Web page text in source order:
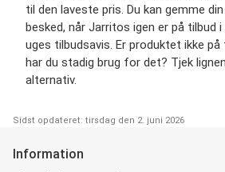
til den laveste pris. Du kan gemme
besked, når Jarritos igen er på tilbud
uges tilbudsavis. Er produktet ikke på
har du stadig brug for det? Tjek
alternativ.
Sidst opdateret: tirsdag den 2. juni 2026
Information